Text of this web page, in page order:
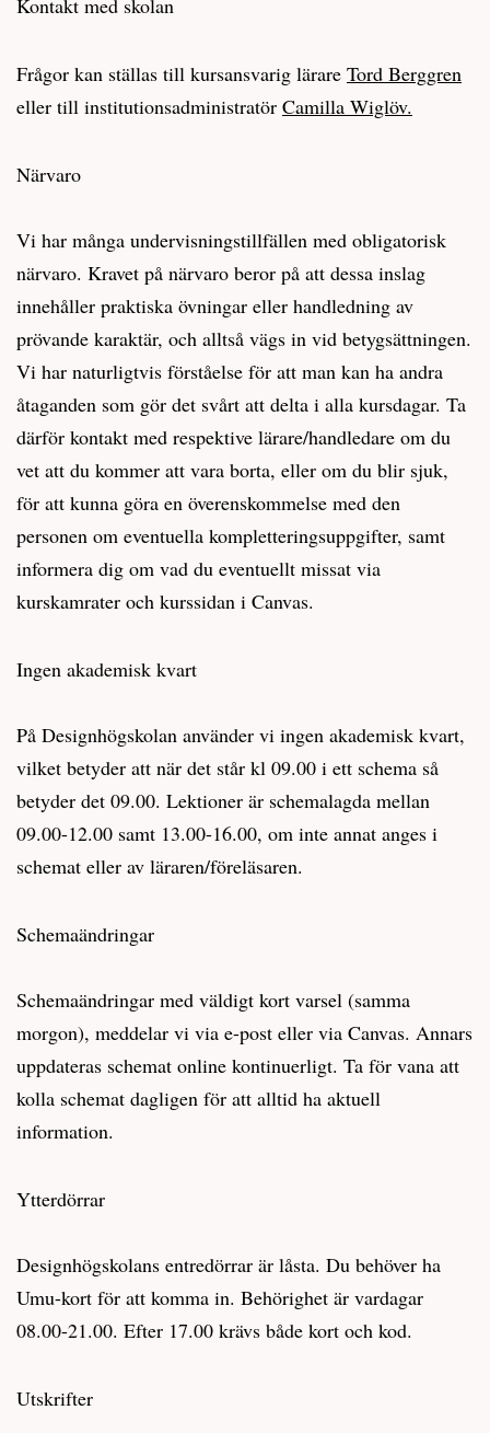
Frågor kan ställas till kursansvarig lärare Tord Berggren
eller till institutionsadministratör Camilla Wiglöv.
Närvaro
Vi har många undervisningstillfällen med obligatorisk
närvaro. Kravet på närvaro beror på att dessa inslag
innehåller praktiska övningar eller handledning av
prövande karaktär, och alltså vägs in vid betygsättningen.
Vi har naturligtvis förståelse för att man kan ha andra
åtaganden som gör det svårt att delta i alla kursdagar. Ta
därför kontakt med respektive lärare/handledare om du
vet att du kommer att vara borta, eller om du blir sjuk,
för att kunna göra en överenskommelse med den
personen om eventuella kompletteringsuppgifter, samt
informera dig om vad du eventuellt missat via
kurskamrater och kurssidan i Canvas.
Ingen akademisk kvart
På Designhögskolan använder vi ingen akademisk kvart,
vilket betyder att när det står kl 09.00 i ett schema så
betyder det 09.00. Lektioner är schemalagda mellan
09.00-12.00 samt 13.00-16.00, om inte annat anges i
schemat eller av läraren/föreläsaren.
Schemaändringar
Schemaändringar med väldigt kort varsel (samma
morgon), meddelar vi via e-post eller via Canvas. Annars
uppdateras schemat online kontinuerligt. Ta för vana att
kolla schemat dagligen för att alltid ha aktuell
information.
Ytterdörrar
Designhögskolans entredörrar är låsta. Du behöver ha
Umu-kort för att komma in. Behörighet är vardagar
08.00-21.00. Efter 17.00 krävs både kort och kod.
Utskrifter